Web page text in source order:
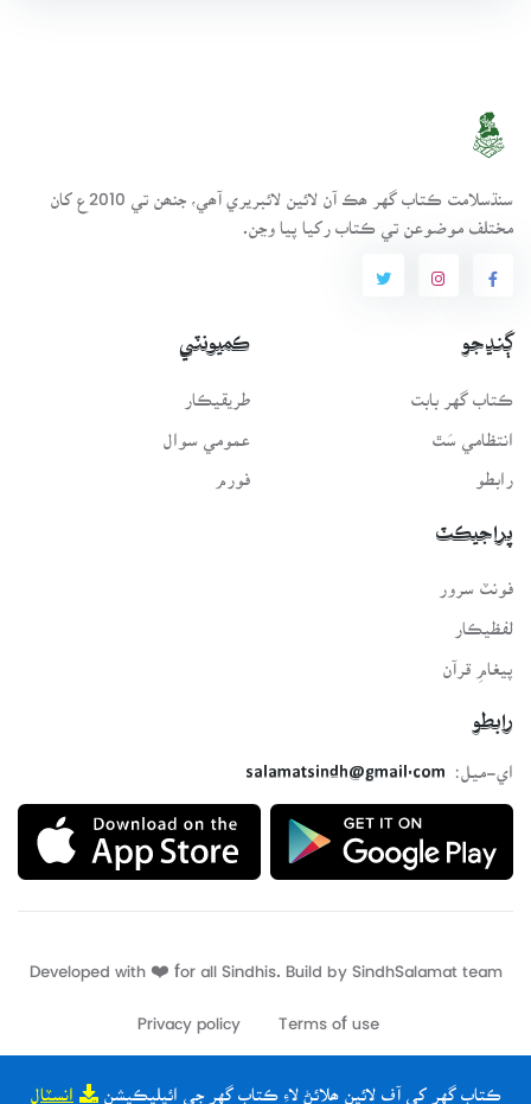
ڪتاب گهر کي آف لائين ھلائڻ لاءِ ڪتاب گهر جي ائپليڪيشن انسٽال
سنڌسلامت ڪتاب گهر ھڪ آن لائين لائبريري آھي، جنھن تي 2010ع کان
مختلف موضوعن تي ڪتاب رکيا پيا وڃن.
ڳنڍجو
ڪتاب گهر بابت
انتظامي سَٿ
رابطو
ڪميونٽي
طريقيڪار
عمومي سوال
فورم
پراجيڪٽ
فونٽ سرور
لفظيڪار
پيغامِ قرآن
رابطو
اي-ميل:
salamatsindh@gmail.com
Developed with ❤️ for all Sindhis. Build by
Terms of use